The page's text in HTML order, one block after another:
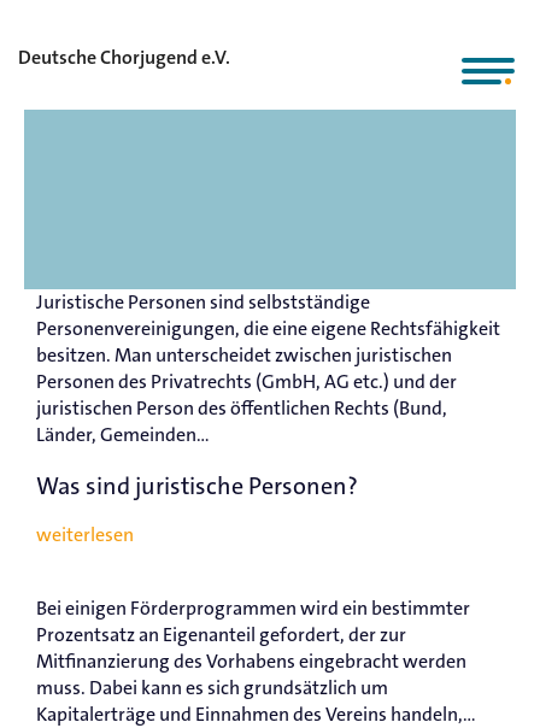
Deutsche Chorjugend e.V.
Was sind juristische Personen?
Juristische Personen sind selbstständige
Personenvereinigungen, die eine eigene Rechtsfähigkeit
besitzen. Man unterscheidet zwischen juristischen
Personen des Privatrechts (GmbH, AG etc.) und der
juristischen Person des öffentlichen Rechts (Bund,
Länder, Gemeinden...
weiterlesen
Bei einigen Förderprogrammen wird ein bestimmter
Prozentsatz an Eigenanteil gefordert, der zur
Mitfinanzierung des Vorhabens eingebracht werden
muss. Dabei kann es sich grundsätzlich um
Kapitalerträge und Einnahmen des Vereins handeln,...